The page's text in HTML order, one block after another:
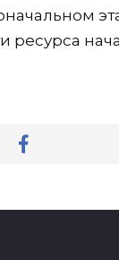
ресурса